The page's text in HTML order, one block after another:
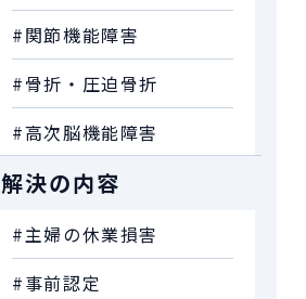
#関節機能障害
#骨折・圧迫骨折
#高次脳機能障害
解決の内容
#主婦の休業損害
#事前認定